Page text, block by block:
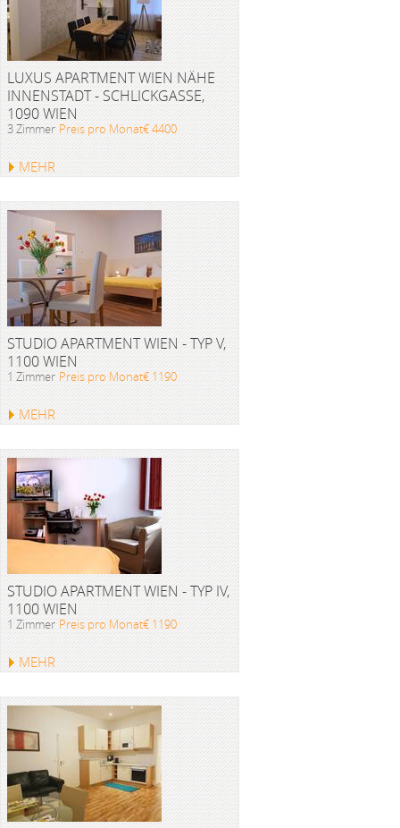
LUXUS APARTMENT WIEN NÄHE
INNENSTADT - SCHLICKGASSE,
1090 WIEN
3 Zimmer Preis pro Monat€ 4400
MEHR
STUDIO APARTMENT WIEN - TYP V,
1100 WIEN
1 Zimmer Preis pro Monat€ 1190
MEHR
STUDIO APARTMENT WIEN - TYP IV,
1100 WIEN
1 Zimmer Preis pro Monat€ 1190
MEHR